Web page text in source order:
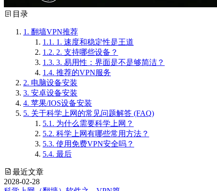
目录
1. 翻墙VPN推荐
1.1. 1. 速度和稳定性是王道
1.2. 2. 支持哪些设备？
1.3. 3. 易用性：界面是不是够简洁？
1.4. 推荐的VPN服务
2. 电脑设备安装
3. 安卓设备安装
4. 苹果/IOS设备安装
5. 关于科学上网的常见问题解答 (FAQ)
5.1. 为什么需要科学上网？
5.2. 科学上网有哪些常用方法？
5.3. 使用免费VPN安全吗？
5.4. 最后
最近文章
2028-02-28